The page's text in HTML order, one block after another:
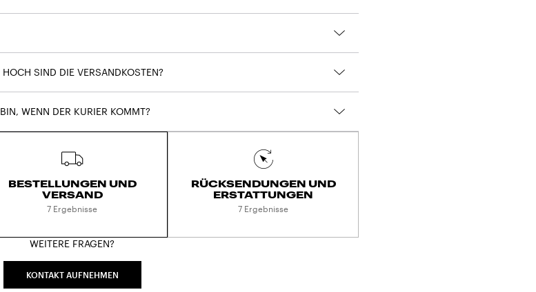
SIND DIE VERSANDKOSTEN?
WENN DER KURIER KOMMT?
BESTELLUNGEN UND
VERSAND
7 Ergebnisse
RÜCKSENDUNGEN UND
ERSTATTUNGEN
7 Ergebnisse
WEITERE FRAGEN?
KONTAKT AUFNEHMEN